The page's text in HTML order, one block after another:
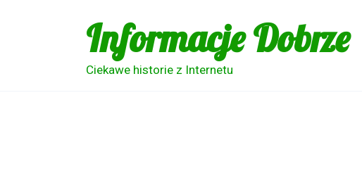
Informacje Dobrze
Ciekawe historie z Internetu